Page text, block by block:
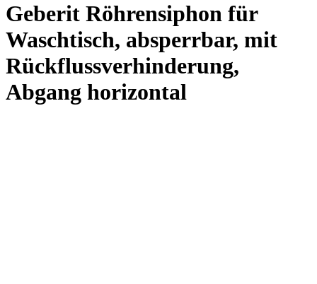
Geberit Röhrensiphon für
Waschtisch, absperrbar, mit
Rückflussverhinderung,
Abgang horizontal